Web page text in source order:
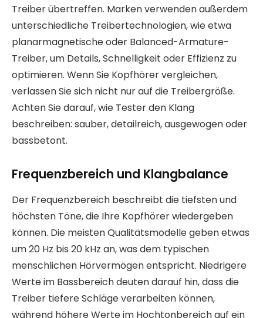
Treiber übertreffen. Marken verwenden außerdem
unterschiedliche Treibertechnologien, wie etwa
planarmagnetische oder Balanced-Armature-
Treiber, um Details, Schnelligkeit oder Effizienz zu
optimieren. Wenn Sie Kopfhörer vergleichen,
verlassen Sie sich nicht nur auf die Treibergröße.
Achten Sie darauf, wie Tester den Klang
beschreiben: sauber, detailreich, ausgewogen oder
bassbetont.
Frequenzbereich und Klangbalance
Der Frequenzbereich beschreibt die tiefsten und
höchsten Töne, die Ihre Kopfhörer wiedergeben
können. Die meisten Qualitätsmodelle geben etwas
um 20 Hz bis 20 kHz an, was dem typischen
menschlichen Hörvermögen entspricht. Niedrigere
Werte im Bassbereich deuten darauf hin, dass die
Treiber tiefere Schläge verarbeiten können,
während höhere Werte im Hochtonbereich auf ein